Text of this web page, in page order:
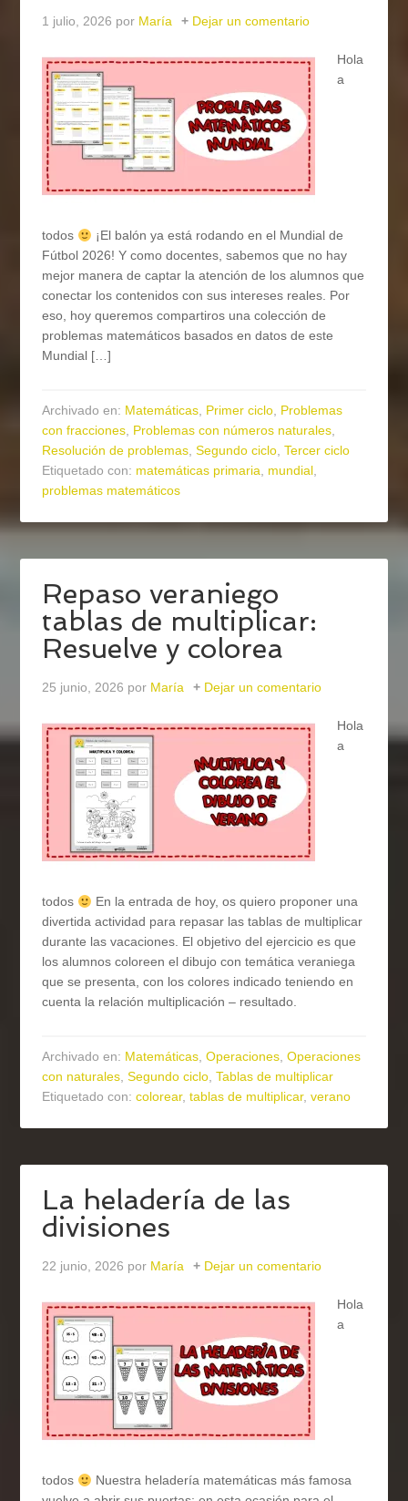
1 julio, 2026 por María Dejar un comentario
Hola
a
todos
¡El balón ya está rodando en el Mundial de
Fútbol 2026! Y como docentes, sabemos que no hay
mejor manera de captar la atención de los alumnos que
conectar los contenidos con sus intereses reales. Por
eso, hoy queremos compartiros una colección de
problemas matemáticos basados en datos de este
Mundial […]
Archivado en: Matemáticas, Primer ciclo, Problemas
con fracciones, Problemas con números naturales,
Resolución de problemas,Segundo ciclo,Tercer ciclo
Etiquetado con: matemáticas primaria, mundial,
problemas matemáticos
Repaso veraniego
tablas de multiplicar:
Resuelve y colorea
25 junio, 2026 por María Dejar un comentario
Hola
a
todos
En la entrada de hoy, os quiero proponer una
divertida actividad para repasar las tablas de multiplicar
durante las vacaciones. El objetivo del ejercicio es que
los alumnos coloreen el dibujo con temática veraniega
que se presenta, con los colores indicado teniendo en
cuenta la relación multiplicación – resultado.
Archivado en: Matemáticas,Operaciones,Operaciones
con naturales,Segundo ciclo,Tablas de multiplicar
Etiquetado con:colorear,tablas de multiplicar,verano
La heladería de las
divisiones
22 junio, 2026 por María Dejar un comentario
Hola
a
todos
Nuestra heladería matemáticas más famosa